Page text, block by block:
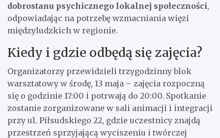
dobrostanu psychicznego lokalnej społeczności,
odpowiadając na potrzebę wzmacniania więzi
międzyludzkich w regionie.
Kiedy i gdzie odbędą się zajęcia?
Organizatorzy przewidzieli trzygodzinny blok
warsztatowy w środę, 13 maja – zajęcia rozpoczną
się o godzinie 17:00 i potrwają do 20:00. Spotkanie
zostanie zorganizowane w sali animacji i integracji
przy ul. Piłsudskiego 22, gdzie uczestnicy znajdą
przestrzeń sprzyjającą wyciszeniu i twórczej